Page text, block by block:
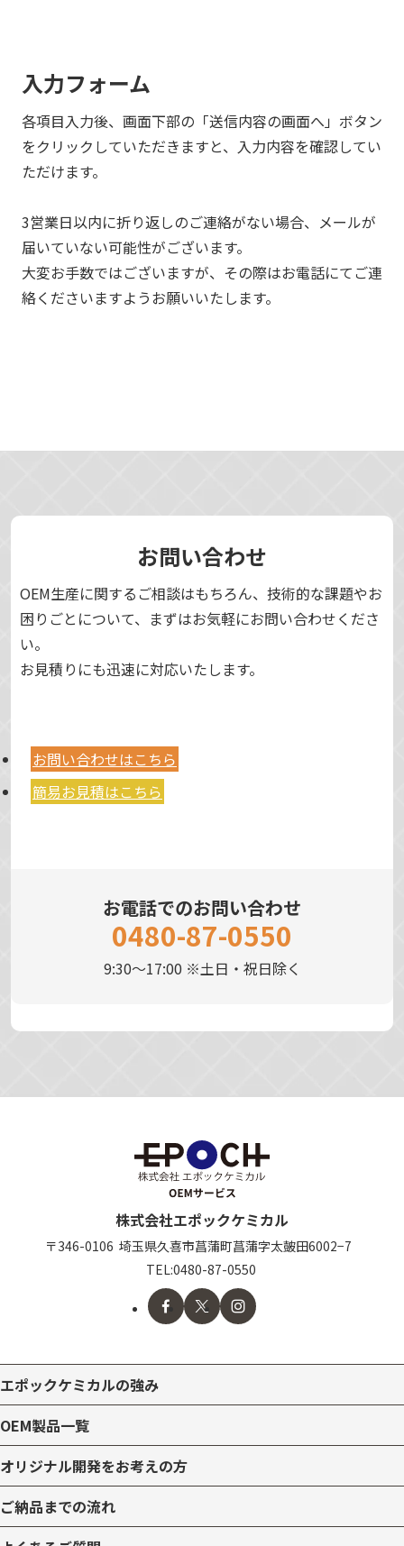
入力フォーム
各項目入力後、画面下部の「送信内容の画面へ」ボタン
をクリックしていただきますと、入力内容を確認してい
ただけます。
3営業日以内に折り返しのご連絡がない場合、メールが
届いていない可能性がございます。
大変お手数ではございますが、その際はお電話にてご連
絡くださいますようお願いいたします。
お問い合わせ
OEM生産に関するご相談はもちろん、技術的な課題やお
困りごとについて、まずはお気軽にお問い合わせくださ
い。
お見積りにも迅速に対応いたします。
お問い合わせはこちら
簡易お見積はこちら
お電話でのお問い合わせ
0480-87-0550
9:30～17:00 ※土日・祝日除く
株式会社エポックケミカル
〒346-0106 埼玉県久喜市菖蒲町菖蒲字太皷田6002−7
TEL:0480-87-0550
エポックケミカルの強み
OEM製品一覧
オリジナル開発をお考えの方
ご納品までの流れ